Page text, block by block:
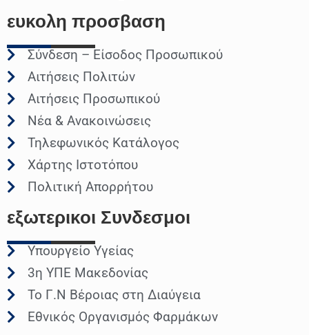
ευκολη προσβαση
Σύνδεση – Είσοδος Προσωπικού
Αιτήσεις Πολιτών
Αιτήσεις Προσωπικού
Νέα & Ανακοινώσεις
Τηλεφωνικός Κατάλογος
Χάρτης Ιστοτόπου
Πολιτική Απορρήτου
εξωτερικοι Συνδεσμοι
Υπουργείο Υγείας
3η ΥΠΕ Μακεδονίας
Το Γ.Ν Βέροιας στη Διαύγεια
Εθνικός Οργανισμός Φαρμάκων